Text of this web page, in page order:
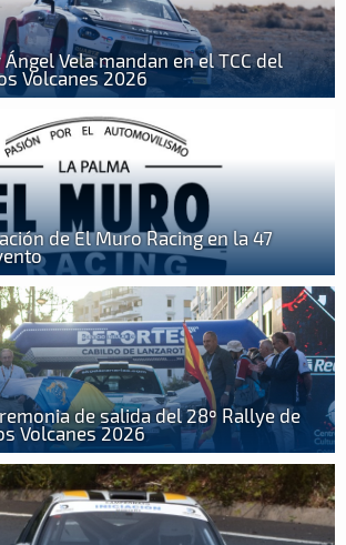
Vela mandan en el TCC del
Volcanes 2026
de El Muro Racing en la 47
de salida del 28º Rallye de
Volcanes 2026